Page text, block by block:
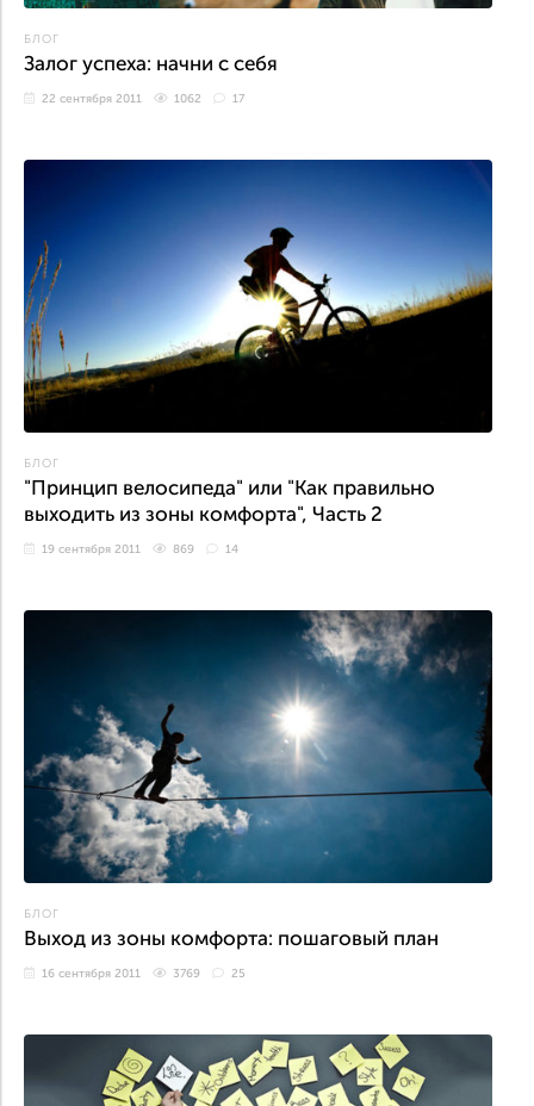
БЛОГ
Залог успеха: начни с себя
22 сентября 2011 1062 17
БЛОГ
"Принцип велосипеда" или "Kак правильно
выходить из зоны комфорта", Часть 2
19 сентября 2011 869 14
БЛОГ
Выход из зоны комфорта: пошаговый план
16 сентября 2011 3769 25